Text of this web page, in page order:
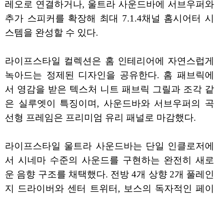
레오로 연결하거나, 울트라 사운드바에 서브우퍼와
추가 스피커를 확장해 최대 7.1.4채널 홈시어터 시
스템을 완성할 수 있다.
라이프스타일 컬렉션은 홈 인테리어에 자연스럽게
녹아드는 정제된 디자인을 공유한다. 홈 패브릭에
서 영감을 받은 텍스처 니트 패브릭 그릴과 조각 같
은 실루엣이 특징이며, 사운드바와 서브우퍼의 곡
선형 프레임은 프리미엄 유리 패널로 마감했다.
라이프스타일 울트라 사운드바는 단일 인클로저에
서 시네마 수준의 사운드를 구현하는 완전히 새로
운 음향 구조를 채택했다. 전방 4개 상향 2개 풀레인
지 드라이버와 센터 트위터, 보스의 독자적인 페이